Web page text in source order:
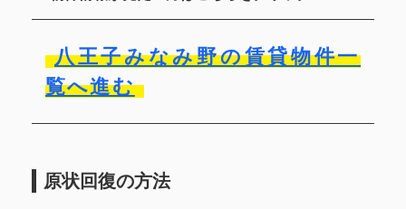
八王子みなみ野の賃貸物件一
覧へ進む
原状回復の方法